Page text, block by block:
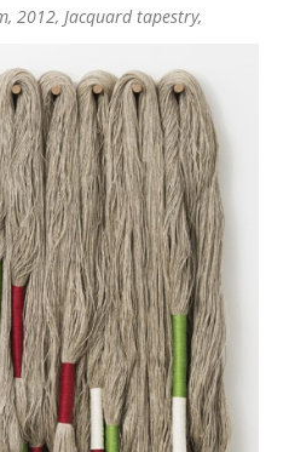
2012, Jacquard tapestry,